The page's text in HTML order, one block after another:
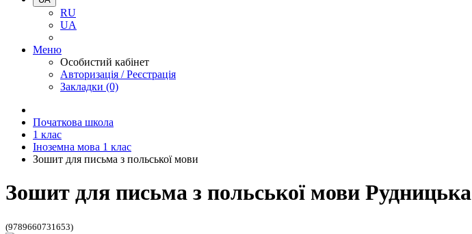
RU
UA
Меню
Особистий кабінет
Авторизація / Реєстрація
Закладки (0)
Початкова школа
1 клас
Іноземна мова 1 клас
Зошит для письма з польської мови
Зошит для письма з польської мови Рудницька
(9789660731653)